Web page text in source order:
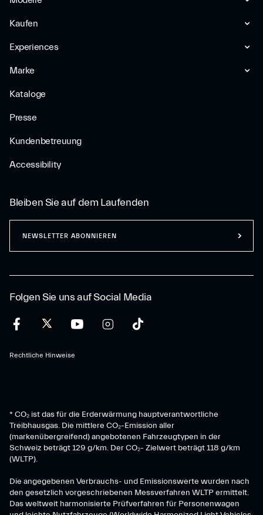
Kaufen
Experiences
Marke
Kataloge
Presse
Kundenbetreuung
Accessibility
Folgen Sie uns auf Social Media
Rechtliche Hinweise
Bleiben Sie auf dem Laufenden
NEWSLETTER ABONNIEREN
* CO₂ ist das für die Erderwärmung hauptverantwortliche
Treibhausgas. Die mittlere CO₂-Emission aller
(markenübergreifend) angebotenen Fahrzeugtypen in der
Schweiz beträgt 129 g/km. Der CO₂- Zielwert beträgt 118 g/km
(WLTP).
Die angegebenen Verbrauchs- und Emissionswerte wurden nach
den gesetzlich vorgeschriebenen Messverfahren WLTP ermittelt.
Das weltweit harmonisierte Prüfverfahren für Personenwagen